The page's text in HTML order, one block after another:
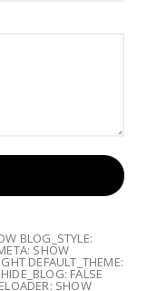
BLOG_STYLE:
SHOW
DEFAULT_THEME:
FALSE
SHOW